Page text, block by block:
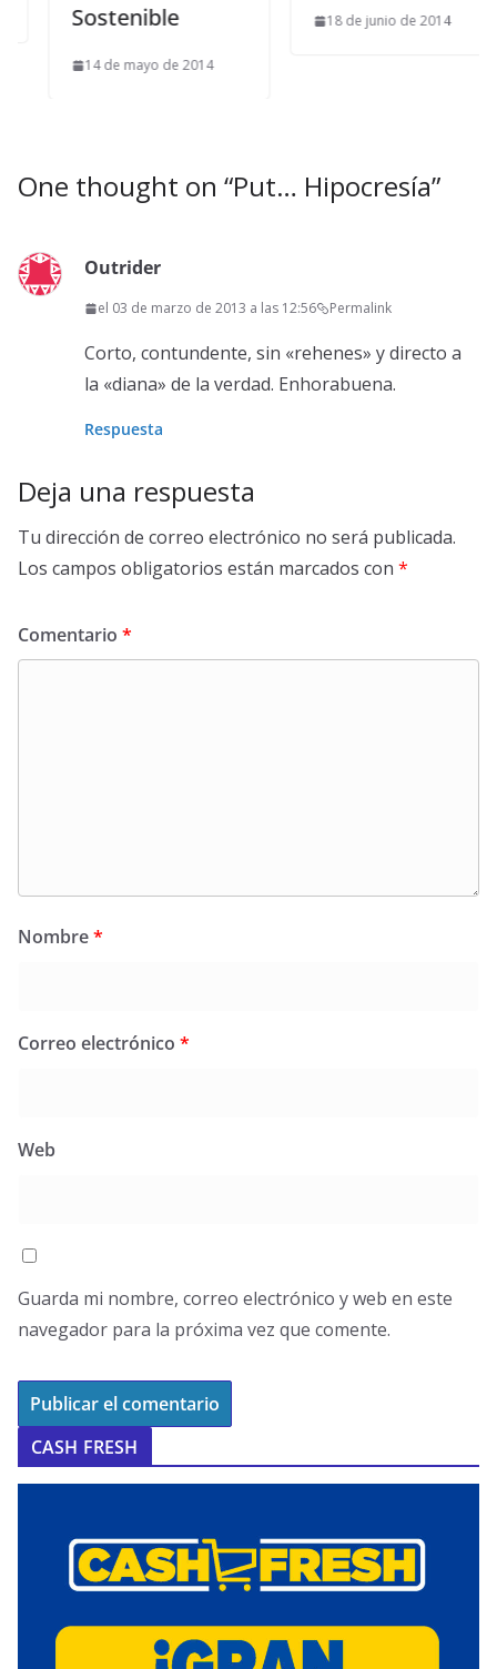
Sostenible
14 de mayo de 2014
18 de junio de 2014
One thought on “Put… Hipocresía”
Outrider
el 03 de marzo de 2013 a las 12:56 Permalink
Corto, contundente, sin «rehenes» y directo a
la «diana» de la verdad. Enhorabuena.
Respuesta
Deja una respuesta
Tu dirección de correo electrónico no será publicada.
Los campos obligatorios están marcados con *
Comentario *
Nombre*
Correo electrónico *
Web
Guarda mi nombre, correo electrónico y web en este
navegador para la próxima vez que comente.
CASH FRESH